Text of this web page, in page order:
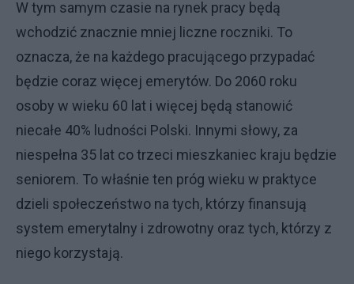
W tym samym czasie na rynek pracy będą
wchodzić znacznie mniej liczne roczniki. To
oznacza, że na każdego pracującego przypadać
będzie coraz więcej emerytów. Do 2060 roku
osoby w wieku 60 lat i więcej będą stanowić
niecałe 40% ludności Polski. Innymi słowy, za
niespełna 35 lat co trzeci mieszkaniec kraju będzie
seniorem. To właśnie ten próg wieku w praktyce
dzieli społeczeństwo na tych, którzy finansują
system emerytalny i zdrowotny oraz tych, którzy z
niego korzystają.